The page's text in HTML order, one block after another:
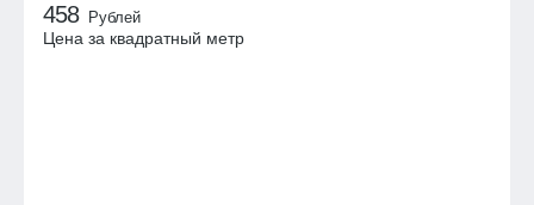
458 Рублей
Цена за квадратный метр